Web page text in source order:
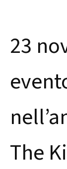
23
The